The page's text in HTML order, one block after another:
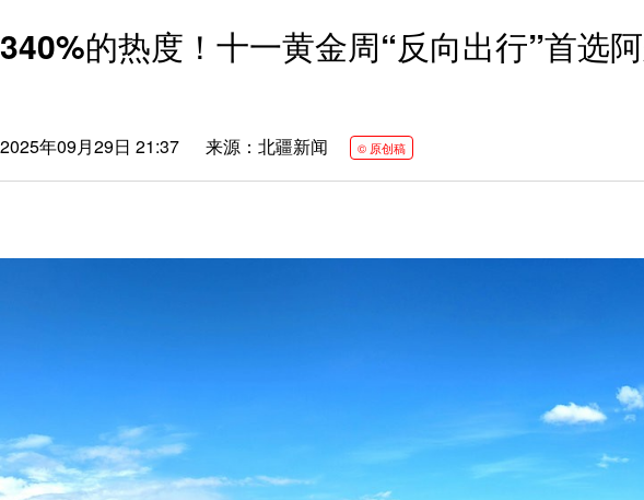
340%的热度！十一黄金周“反向出行”首选
2025年09月29日 21:37 来源：北疆新闻 © 原创稿